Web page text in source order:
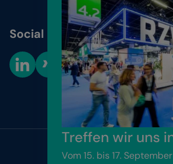
Social Media
Cookie-
Website by
Treffen wir uns
Vom 15. bis 17.